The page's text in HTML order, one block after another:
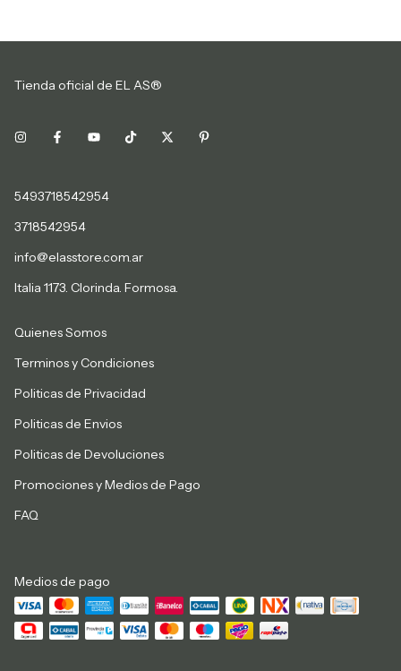
Tienda oficial de EL AS®
5493718542954
3718542954
info@elasstore.com.ar
Italia 1173. Clorinda. Formosa.
Quienes Somos
Terminos y Condiciones
Politicas de Privacidad
Politicas de Envios
Politicas de Devoluciones
Promociones y Medios de Pago
FAQ
Medios de pago